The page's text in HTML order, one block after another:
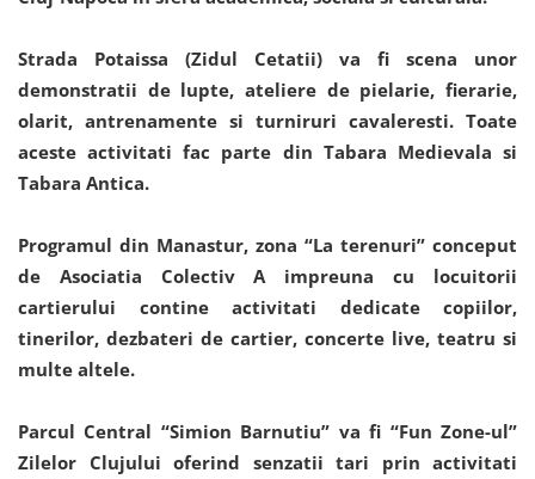
Strada Potaissa (Zidul Cetatii) va fi scena unor
demonstratii de lupte, ateliere de pielarie, fierarie,
olarit, antrenamente si turniruri cavaleresti. Toate
aceste activitati fac parte din Tabara Medievala si
Tabara Antica.
Programul din Manastur, zona “La terenuri” conceput
de Asociatia Colectiv A impreuna cu locuitorii
cartierului contine activitati dedicate copiilor,
tinerilor, dezbateri de cartier, concerte live, teatru si
multe altele.
Parcul Central “Simion Barnutiu” va fi “Fun Zone-ul”
Zilelor Clujului oferind senzatii tari prin activitati